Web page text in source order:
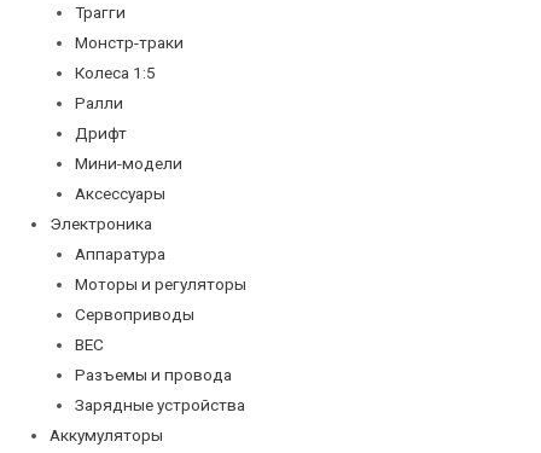
Трагги
Монстр-траки
Колеса 1:5
Ралли
Дрифт
Мини-модели
Аксессуары
Электроника
Аппаратура
Моторы и регуляторы
Сервоприводы
BEC
Разъемы и провода
Зарядные устройства
Аккумуляторы